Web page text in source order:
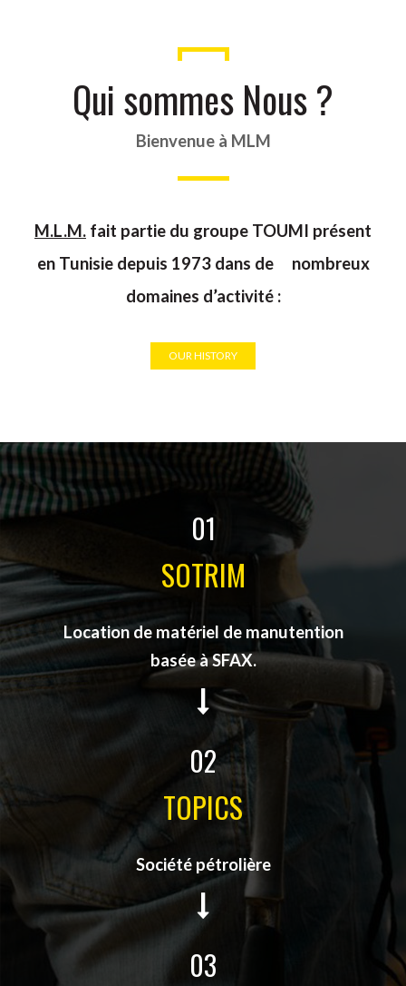
Qui sommes Nous ?
Bienvenue à MLM
M.L.M. fait partie du groupe TOUMI présent
en Tunisie depuis 1973 dans de nombreux
domaines d’activité :
OUR HISTORY
01
SOTRIM
Location de matériel de manutention
basée à SFAX.
02
TOPICS
Société pétrolière
03